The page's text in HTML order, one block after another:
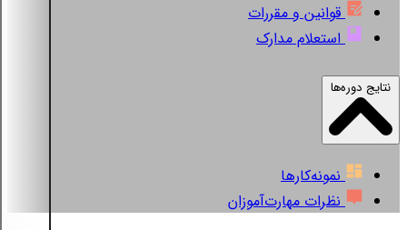
قوانین و مقررات
استعلام مدارک
نتایج دوره‌ها
نمونه‌کارها
نظرات مهارت‌آموزان